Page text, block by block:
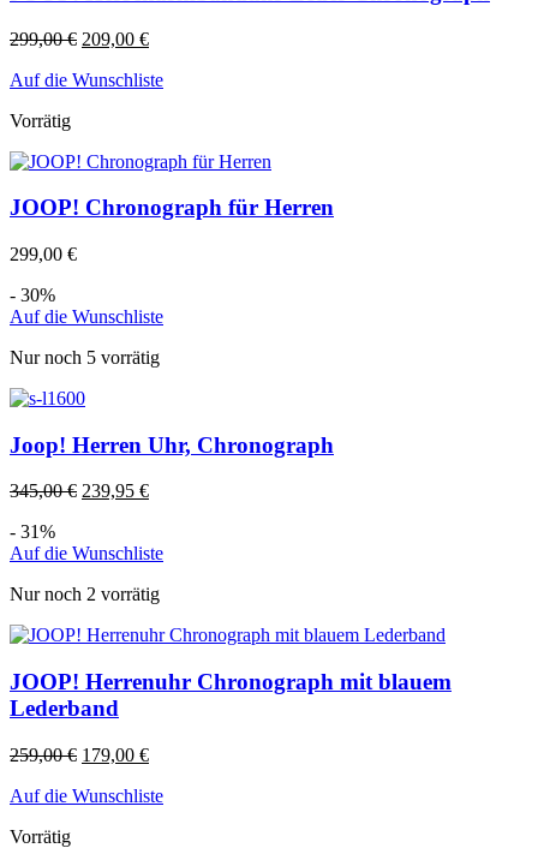
299,00€ 209,00 €
Auf die Wunschliste
Vorrätig
JOOP! Chronograph für Herren
299,00 €
- 30%
Auf die Wunschliste
Nur noch 5 vorrätig
Joop! Herren Uhr, Chronograph
345,00€ 239,95 €
- 31%
Auf die Wunschliste
Nur noch 2 vorrätig
JOOP! Herrenuhr Chronograph mit blauem
Lederband
259,00€ 179,00 €
Auf die Wunschliste
Vorrätig